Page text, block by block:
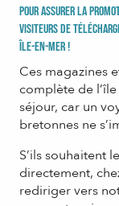
Pour assurer la
visiteurs de
Île-en-mer !
Ces magazines
complète de
séjour, car un
bretonnes ne
S’ils souhaitent
directement,
rediriger vers